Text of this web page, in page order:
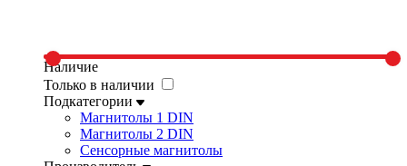
Наличие
Только в наличии
Подкатегории
Магнитолы 1 DIN
Магнитолы 2 DIN
Сенсорные магнитолы